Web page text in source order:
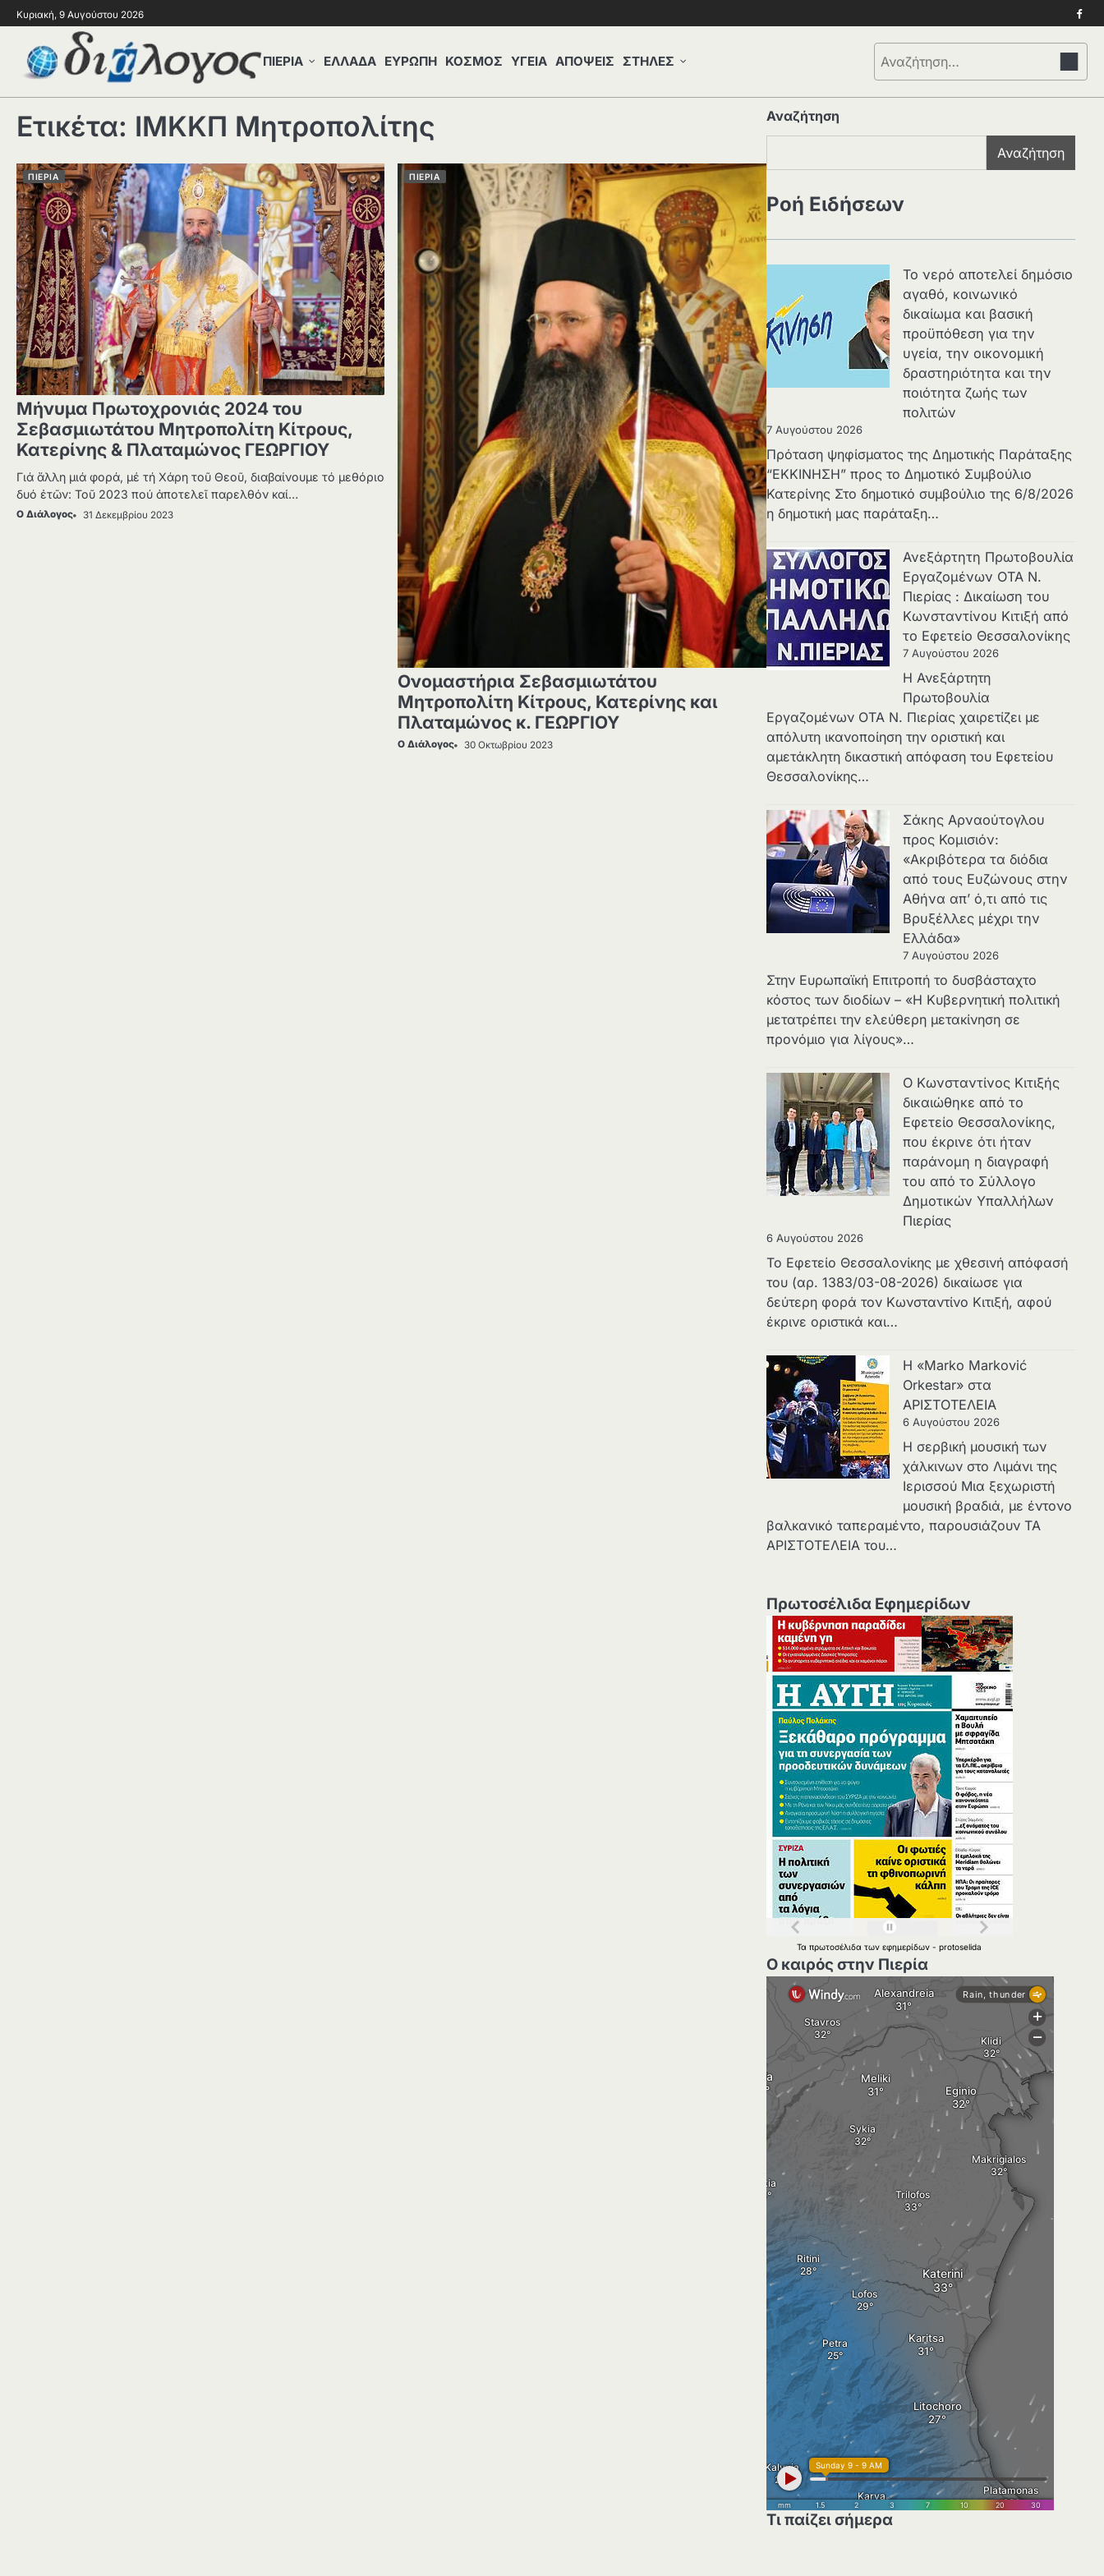
Κυριακή, 9 Αυγούστου 2026
ΠΙΕΡΙΑ ΕΛΛΑΔΑ ΕΥΡΩΠΗ ΚΟΣΜΟΣ ΥΓΕΙΑ ΑΠΟΨΕΙΣ ΣΤΗΛΕΣ
Αναζήτηση
για:
Ετικέτα: ΙΜΚΚΠ Μητροπολίτης
ΠΙΕΡΙΑ
Μήνυμα Πρωτοχρονιάς 2024 του
Σεβασμιωτάτου Μητροπολίτη Κίτρους,
Κατερίνης & Πλαταμώνος ΓΕΩΡΓΙΟΥ
Γιά ἄλλη μιά φορά, μέ τή Χάρη τοῦ Θεοῦ, διαβαίνουμε τό μεθόριο
δυό ἐτῶν: Τοῦ 2023 πού ἀποτελεῖ παρελθόν καί…
Ο Διάλογος 31 Δεκεμβρίου 2023
ΠΙΕΡΙΑ
Ονομαστήρια Σεβασμιωτάτου
Μητροπολίτη Κίτρους, Κατερίνης και
Πλαταμώνος κ. ΓΕΩΡΓΙΟΥ
Ο Διάλογος 30 Οκτωβρίου 2023
Αναζήτηση
Αναζήτηση
Ροή Ειδήσεων
Το νερό αποτελεί δημόσιο
αγαθό, κοινωνικό
δικαίωμα και βασική
προϋπόθεση για την
υγεία, την οικονομική
δραστηριότητα και την
ποιότητα ζωής των
πολιτών
7 Αυγούστου 2026
Πρόταση ψηφίσματος της Δημοτικής Παράταξης
“ΕΚΚΙΝΗΣΗ” προς το Δημοτικό Συμβούλιο
Κατερίνης Στο δημοτικό συμβούλιο της 6/8/2026
η δημοτική μας παράταξη…
Ανεξάρτητη Πρωτοβουλία
Εργαζομένων ΟΤΑ Ν.
Πιερίας : Δικαίωση του
Κωνσταντίνου Κιτιξή από
το Εφετείο Θεσσαλονίκης
7 Αυγούστου 2026
Η Ανεξάρτητη
Πρωτοβουλία
Εργαζομένων ΟΤΑ Ν. Πιερίας χαιρετίζει με
απόλυτη ικανοποίηση την οριστική και
αμετάκλητη δικαστική απόφαση του Εφετείου
Θεσσαλονίκης…
Σάκης Αρναούτογλου
προς Κομισιόν:
«Ακριβότερα τα διόδια
από τους Ευζώνους στην
Αθήνα απ’ ό,τι από τις
Βρυξέλλες μέχρι την
Ελλάδα»
7 Αυγούστου 2026
Στην Ευρωπαϊκή Επιτροπή το δυσβάσταχτο
κόστος των διοδίων – «Η Κυβερνητική πολιτική
μετατρέπει την ελεύθερη μετακίνηση σε
προνόμιο για λίγους»…
Ο Κωνσταντίνος Κιτιξής
δικαιώθηκε από το
Εφετείο Θεσσαλονίκης,
που έκρινε ότι ήταν
παράνομη η διαγραφή
του από το Σύλλογο
Δημοτικών Υπαλλήλων
Πιερίας
6 Αυγούστου 2026
Το Εφετείο Θεσσαλονίκης με χθεσινή απόφασή
του (αρ. 1383/03-08-2026) δικαίωσε για
δεύτερη φορά τον Κωνσταντίνο Κιτιξή, αφού
έκρινε οριστικά και…
Η «Marko Marković
Orkestar» στα
ΑΡΙΣΤΟΤΕΛΕΙΑ
6 Αυγούστου 2026
Η σερβική μουσική των
χάλκινων στο Λιμάνι της
Ιερισσού Μια ξεχωριστή
μουσική βραδιά, με έντονο
βαλκανικό ταπεραμέντο, παρουσιάζουν ΤΑ
ΑΡΙΣΤΟΤΕΛΕΙΑ του…
Πρωτοσέλιδα Εφημερίδων
Ταπρωτοσέλιδατωνεφημερίδων-protoselida
Ο καιρός στην Πιερία
Τι παίζει σήμερα